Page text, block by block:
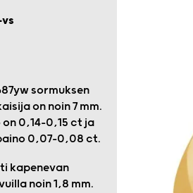
sormuksen
on noin 7 mm.
0,14–0,15 ct ja
0,07–0,08 ct.
kapenevan
noin 1,8 mm.